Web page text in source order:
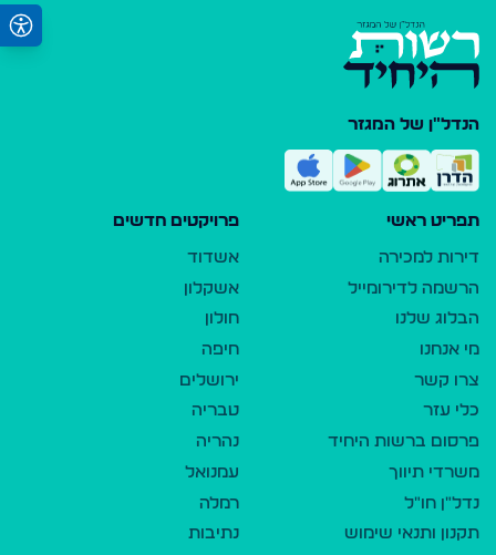
הנדל"ן של המגזר
תפריט ראשי
דירות למכירה
הרשמה לדירומייל
הבלוג שלנו
מי אנחנו
צרו קשר
כלי עזר
פרסום ברשות היחיד
משרדי תיווך
נדל"ן חו"ל
תקנון ותנאי שימוש
פרויקטים חדשים
אשדוד
אשקלון
חולון
חיפה
ירושלים
טבריה
נהריה
עמנואל
רמלה
נתיבות